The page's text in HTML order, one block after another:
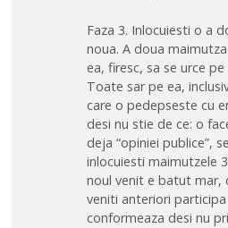
Faza 3. Inlocuiesti o a
noua. A doua
ea, firesc, sa se urce
Toate sar pe ea,
care o pedepseste cu
desi nu stie de ce: o
deja “opiniei publice”,
inlocuiesti maimutzele
noul venit e batut mar,
veniti anteriori
conformeaza desi nu